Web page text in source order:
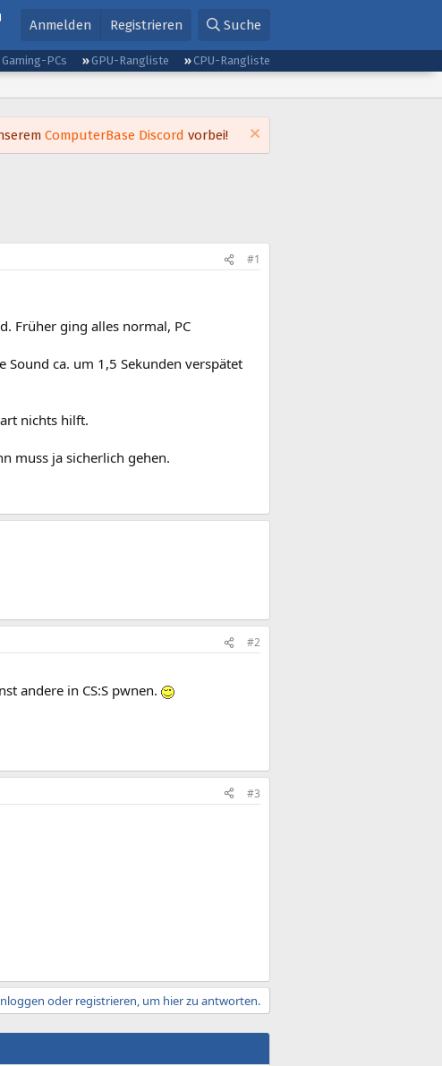
Anmelden Registrieren Suche
PCs GPU-Rangliste
CPU-Rangliste
ComputerBase Discord vorbei!
#1
Früher ging alles normal, PC
Sound ca. um 1,5 Sekunden verspätet
nichts hilft.
muss ja sicherlich gehen.
#2
andere in CS:S pwnen.
#3
oder registrieren, um hier zu antworten.